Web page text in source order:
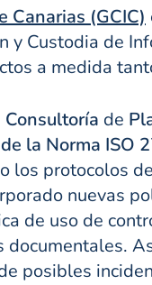
Canarias (GCIC)
y Custodia de
a medida
Consultoría de
la Norma ISO
los protocolos
nuevas
de uso de
posibles